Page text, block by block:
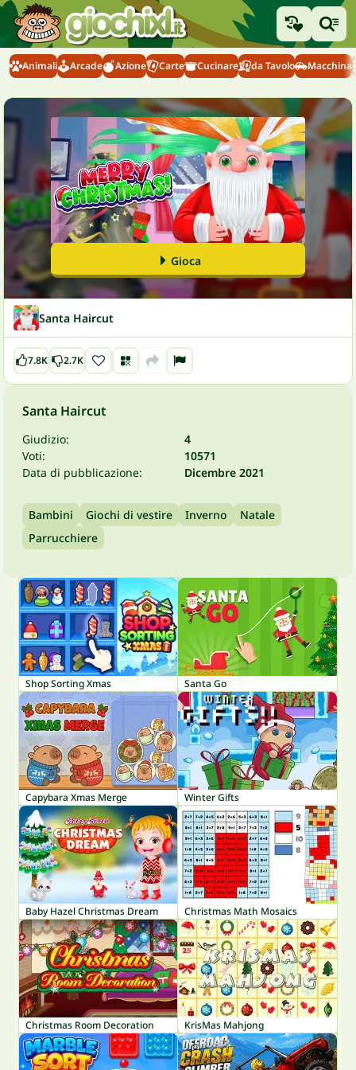
Animali Arcade Azione Carte Cucinare da Tavolo Macchina
Gioca
Santa Haircut
7.8K 2.7K
Santa Haircut
Giudizio:
4
Voti:
10571
Data di pubblicazione:
Dicembre 2021
Bambini Giochi di vestire Inverno
Natale
Parrucchiere
Shop Sorting Xmas Santa Go
Capybara Xmas Merge Winter Gifts
Baby Hazel Christmas Dream Christmas Math Mosaics
Christmas Room Decoration KrisMas Mahjong